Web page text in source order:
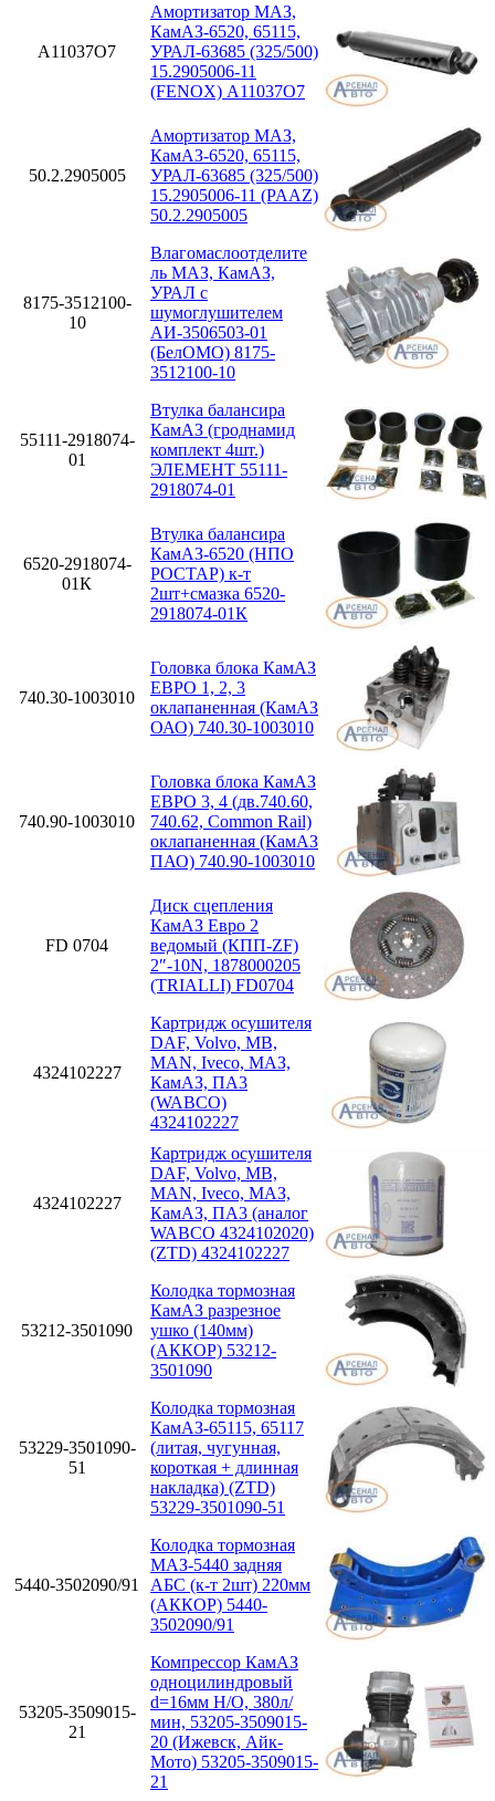
A11037O7
Амортизатор МАЗ,
КамАЗ-6520, 65115,
УРАЛ-63685 (325/500)
15.2905006-11
(FENOX) A11037O7
50.2.2905005
Амортизатор МАЗ,
КамАЗ-6520, 65115,
УРАЛ-63685 (325/500)
15.2905006-11 (PAAZ)
50.2.2905005
8175-3512100-
10
Влагомаслоотделите
ль МАЗ, КамАЗ,
УРАЛ с
шумоглушителем
АИ-3506503-01
(БелОМО) 8175-
3512100-10
55111-2918074-
01
Втулка балансира
КамАЗ (гроднамид
комплект 4шт.)
ЭЛЕМЕНТ 55111-
2918074-01
6520-2918074-
01К
Втулка балансира
КамАЗ-6520 (НПО
РОСТАР) к-т
2шт+смазка 6520-
2918074-01К
740.30-1003010
Головка блока КамАЗ
ЕВРО 1, 2, 3
оклапаненная (КамАЗ
ОАО) 740.30-1003010
740.90-1003010
Головка блока КамАЗ
ЕВРО 3, 4 (дв.740.60,
740.62, Common Rail)
оклапаненная (КамАЗ
ПАО) 740.90-1003010
FD 0704
Диск сцепления
КамАЗ Евро 2
ведомый (КПП-ZF)
2″-10N, 1878000205
(TRIALLI) FD0704
4324102227
Картридж осушителя
DAF, Volvo, MB,
MAN, Iveco, МАЗ,
КамАЗ, ПА3
(WABCO)
4324102227
4324102227
Картридж осушителя
DAF, Volvo, MB,
MAN, Iveco, МАЗ,
КамАЗ, ПА3 (аналог
WABCO 4324102020)
(ZTD) 4324102227
53212-3501090
Колодка тормозная
КамАЗ разрезное
ушко (140мм)
(АККОР) 53212-
3501090
53229-3501090-
51
Колодка тормозная
КамАЗ-65115, 65117
(литая, чугунная,
короткая + длинная
накладка) (ZTD)
53229-3501090-51
5440-3502090/91
Колодка тормозная
МАЗ-5440 задняя
АБС (к-т 2шт) 220мм
(АККОР) 5440-
3502090/91
53205-3509015-
21
Компрессор КамАЗ
одноцилиндровый
d=16мм Н/О, 380л/
мин, 53205-3509015-
20 (Ижевск, Айк-
Мото) 53205-3509015-
21